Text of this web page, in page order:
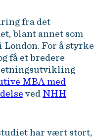
fra det
blant annet som
For å styrke
få et bredere
MBA med
ved NHH
har vært stort,